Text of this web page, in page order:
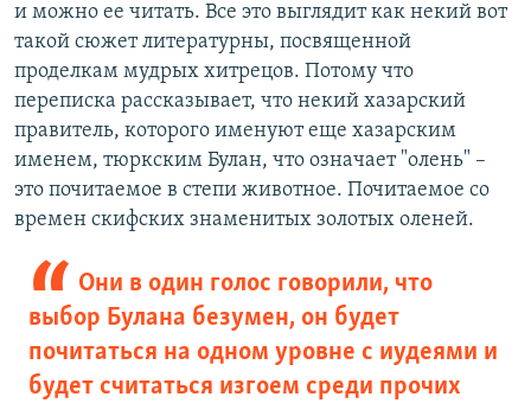
и можно ее читать. Все это выглядит как некий вот
такой сюжет литературны, посвященной
проделкам мудрых хитрецов. Потому что
переписка рассказывает, что некий хазарский
правитель, которого именуют еще хазарским
именем, тюркским Булан, что означает "олень" –
это почитаемое в степи животное. Почитаемое со
времен скифских знаменитых золотых оленей.
Они в один голос говорили, что
выбор Булана безумен, он будет
почитаться на одном уровне с иудеями и
будет считаться изгоем среди прочих